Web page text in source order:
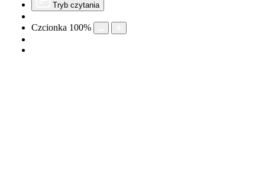
Tryb czytania
Czcionka 100%